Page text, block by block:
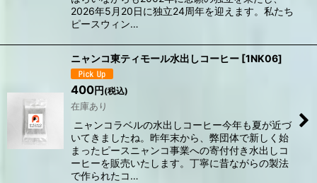
2026年5月20日に独立24周年を迎えます。私たち
ピースウィン…
ニャンコ東ティモール水出しコーヒー [1NK06]
400円 (税込)
在庫あり
ニャンコラベルの水出しコーヒー今年も夏が近づ
いてきましたね。昨年末から、弊団体で新しく始
まったピースニャンコ事業への寄付付き水出しコ
ーヒーを販売いたします。丁寧に昔ながらの製法
で作られたコ…